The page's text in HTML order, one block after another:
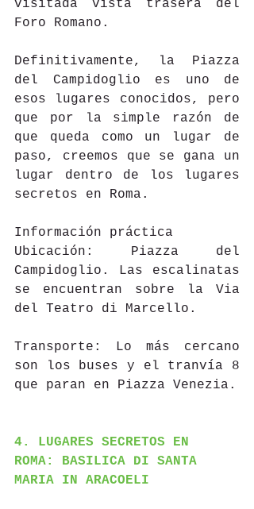
visitada vista trasera del
Foro Romano.
Definitivamente, la Piazza
del Campidoglio es uno de
esos lugares conocidos, pero
que por la simple razón de
que queda como un lugar de
paso, creemos que se gana un
lugar dentro de los lugares
secretos en Roma.
Información práctica
Ubicación: Piazza del
Campidoglio. Las escalinatas
se encuentran sobre la Via
del Teatro di Marcello.
Transporte: Lo más cercano
son los buses y el tranvía 8
que paran en Piazza Venezia.
4. LUGARES SECRETOS EN
ROMA: BASILICA DI SANTA
MARIA IN ARACOELI